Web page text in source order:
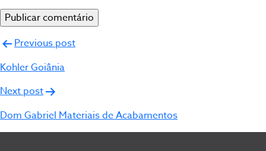
Navegação
de
Previous post
Kohler Goiânia
Next post
Dom Gabriel Materiais de Acabamentos